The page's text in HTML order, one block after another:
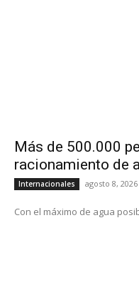
Más de 500.000
racionamiento de
Internacionales agosto 8, 2026
Con el máximo de agua